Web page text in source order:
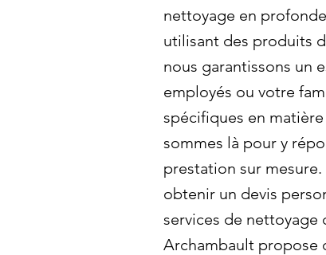
nettoyage en
utilisant des produits
nous garantissons un
employés ou votre
spécifiques en
sommes là pour y
prestation sur
obtenir un devis
services de nettoyage
Archambault propose